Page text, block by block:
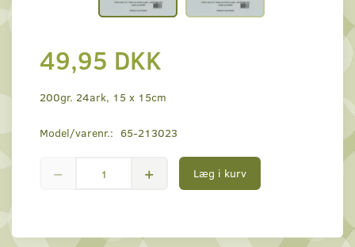
49,95 DKK
200gr. 24ark, 15 x 15cm
Model/varenr.: 65-213023
Læg i kurv